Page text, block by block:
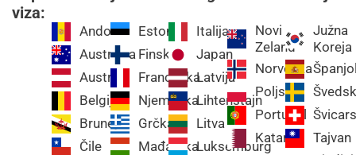
viza:
Andora
Australija
Austrija
Belgija
Brunej
Čile
Estonija
Finska
Francuska
Njemačka
Grčka
Mađarska
Italija
Japan
Latvija
Lihtenštajn
Litva
Luksemburg
Novi
Zeland
Norveška
Poljska
Portugal
Katar
Južna
Koreja
Tajvan